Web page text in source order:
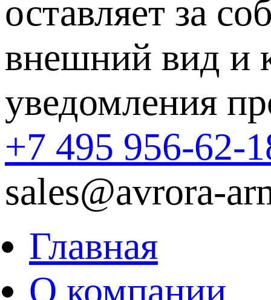
оставляет за
внешний вид и
уведомления
+7 495 956-62-
sales@avrora-
Главная
О компании